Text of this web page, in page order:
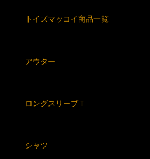
トイズマッコイ商品一覧
アウター
ロングスリーブＴ
シャツ